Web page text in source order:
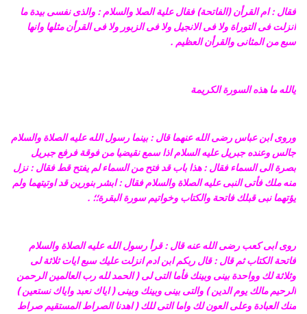
فقال : ام القرأن (الفاتحة) فقال علية الصلا والسلام : والذى نفسى بيدة ما
انزلت فى التوراة ولا فى الانجيل ولا فى الزبور ولا فى القرأن مثلها وانها
سبع من المثانى والقرأن العظيم .
يالله ما هذه السورة الكريمة
وروى ابن عباس رضى الله عنهما قال : بينما رسول الله عليه الصلاة والسلام
جالس وعنده جبريل عليه السلام اذا سمع نقيضيا من فوقة فرفع جبريل
بصرة الى السماء فقال : هذا باب قد فتح من السماء لم يفتح قط فقال : نزل
منه ملك فأتى النبى عليه الصلاة والسلام فقال : ابشر بنورين قد اوتيتهما ولم
يؤتهما نبى قبلك فاتحة والكتاب وخواتيم سورة البقرة؛؛ .
روى ابى كعب رضى الله عنه قال : قرأ رسول الله عليه الصلاة والسلام
فاتحة الكتاب ثم قال : قال ربكم ابن ادم انزلت عليك سبع ايات ثلاثة لى
وثلاثة لك وواحدة بينى وبينك فأما التى لى ( الحمد لله رب العالمين الرحمن
الرحيم مالك يوم الدين ) والتى بينى وبينك وبينى ( اياك نعبد واياك نستعين )
منك العبادة وعلى العون لك واما التى للك ( اهدنا الصراط المستقيم صراط